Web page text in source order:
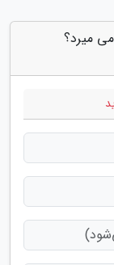
میرد؟